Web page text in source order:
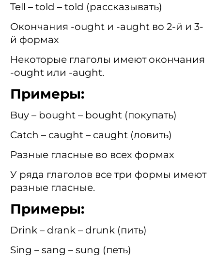
Tell – told – told (рассказывать)
Окончания -ought и -aught во 2-й и 3-
й формах
Некоторые глаголы имеют окончания
-ought или -aught.
Примеры:
Buy – bought – bought (покупать)
Catch – caught – caught (ловить)
Разные гласные во всех формах
У ряда глаголов все три формы имеют
разные гласные.
Примеры:
Drink – drank – drunk (пить)
Sing – sang – sung (петь)